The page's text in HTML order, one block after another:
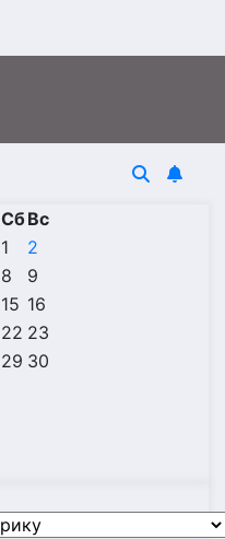
СбВс
1
2
8
9
15 16
22 23
29 30